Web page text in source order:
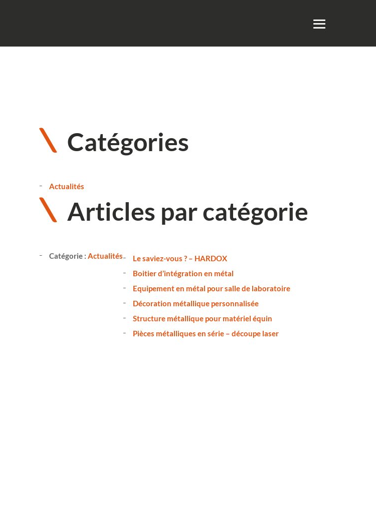
Catégories
Actualités
Articles par catégorie
Catégorie : Actualités
Le saviez-vous ? – HARDOX
Boitier d’intégration en métal
Equipement en métal pour salle de laboratoire
Décoration métallique personnalisée
Structure métallique pour matériel équin
Pièces métalliques en série – découpe laser